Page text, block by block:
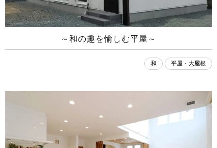
～和の趣を愉しむ平屋～
和 平屋・大屋根